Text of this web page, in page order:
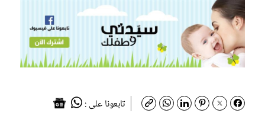
تابعونا على :